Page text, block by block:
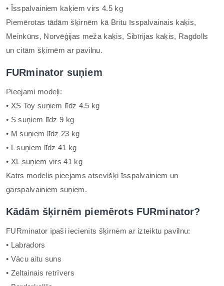
• Īsspalvainiem kaķiem virs 4.5 kg
Piemērotas tādām šķirnēm kā Britu īsspalvainais kaķis,
Meinkūns, Norvēģijas meža kaķis, Sibīrijas kaķis, Ragdolls
un citām šķirnēm ar pavilnu.
FURminator suņiem
Pieejami modeļi:
• XS Toy suņiem līdz 4.5 kg
• S suņiem līdz 9 kg
• M suņiem līdz 23 kg
• L suņiem līdz 41 kg
• XL suņiem virs 41 kg
Katrs modelis pieejams atsevišķi īsspalvainiem un
garspalvainiem suņiem.
Kādām šķirnēm piemērots FURminator?
FURminator īpaši iecienīts šķirnēm ar izteiktu pavilnu:
• Labradors
• Vācu aitu suns
• Zeltainais retrīvers